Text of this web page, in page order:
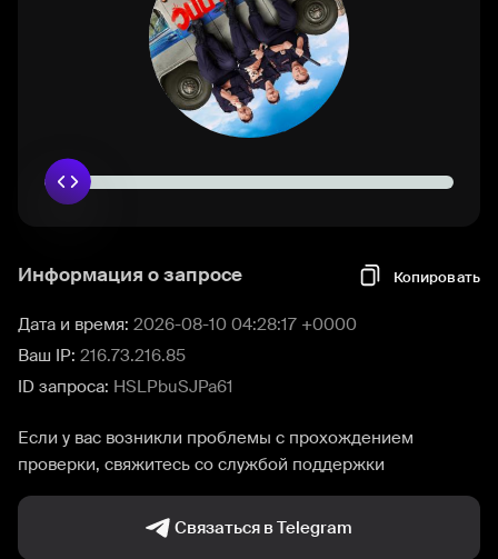
Информация о запросе Копировать
Дата и время: 2026-08-10 04:28:17 +0000
Ваш IP: 216.73.216.85
ID запроса: HSLPbuSJPa61
Если у вас возникли проблемы с прохождением
проверки, свяжитесь со службой поддержки
Связаться в Telegram